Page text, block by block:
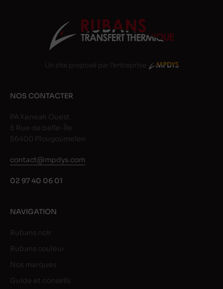
Un site proposé par l'entreprise
NOS CONTACTER
PA Keneah Ouest
5 Rue de belle-Île
56400 Plougoumelen
contact@mpdys.com
02 97 40 06 01
NAVIGATION
Rubans noir
Rubans couleur
Nos marques
Guide et conseils